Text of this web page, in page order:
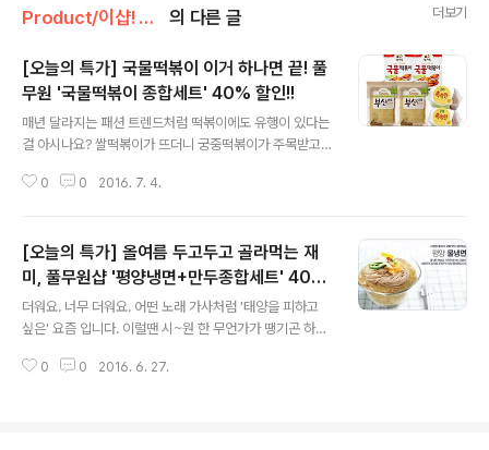
Product/이샵! 오늘의 특가 의 다른 글 더보기
[오늘의 특가] 국물떡볶이 이거 하나면 끝! 풀
무원 '국물떡볶이 종합세트' 40% 할인!!
매년 달라지는 패션 트렌드처럼 떡볶이에도 유행이 있다는
걸 아시나요? 쌀떡볶이가 뜨더니 궁중떡볶이가 주목받고
인기를 누리고 있는데요. 국물떡볶이를 정말 제대로 즐겨
조리 국물떢볶이 부드럽고 쫄깃한 부산어묵 채소사각 흰자
는 보들, 노른자는 촉촉 반숙으로 익힌 촉촉란 떡볶이와 곁
들였을 때 최고의 시너지를 내는 어묵과 삶은계란이 함께
들어있는 국물떡볶이 종합세트! 아이들 간식이나 주말 특
풀무원샵에서 40% 할인된 가격으로 판매중이라고 합니
0 0 2016. 7. 4.
[오늘의 특가] 올여름 두고두고 골라먹는 재
미, 풀무원샵 '평양냉면+만두종합세트' 40%
할인!!
더워요. 너무 더워요. 어떤 노래 가사처럼 '태양을 피하고
싶은' 요즘 입니다. 이럴땐 시~원 한 무언가가 땡기곤 하는
것! 냉.면! 그래요 여름엔 냉면이 제격이죠. 비냉과 물냉 사
0 0 2016. 6. 27.